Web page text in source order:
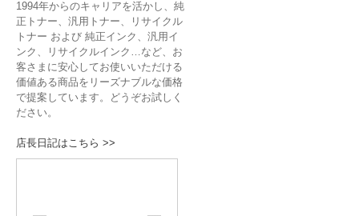
1994年からのキャリアを活かし、純
正トナー、汎用トナー、リサイクル
トナー および 純正インク、汎用イ
ンク、リサイクルインク…など、お
客さまに安心してお使いいただける
価値ある商品をリーズナブルな価格
で提案しています。どうぞお試しく
ださい。
店長日記はこちら >>